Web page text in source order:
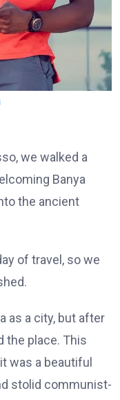
we walked a
Banya
the ancient
of travel, so we
as a city, but after
the place. This
was a beautiful
stolid communist-